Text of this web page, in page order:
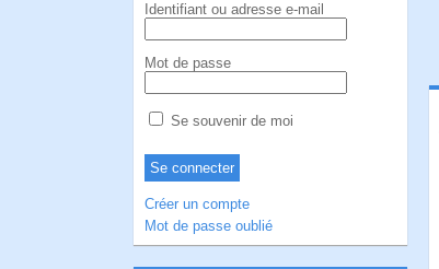
Identifiant ou adresse e-mail
Mot de passe
Se souvenir de moi
Créer un compte
Mot de passe oublié